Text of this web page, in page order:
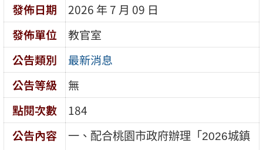
發佈日期
2026 年 7 月 09 日
發佈單位
教官室
公告類別
最新消息
公告等級
無
點閱次數
184
公告內容
一、配合桃園市政府辦理「2026城鎮